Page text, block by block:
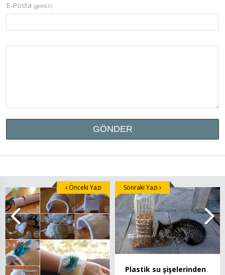
E-Posta (gerekli)
Önceki Yazı
Plastik su şişelerinden
Sonraki Yazı